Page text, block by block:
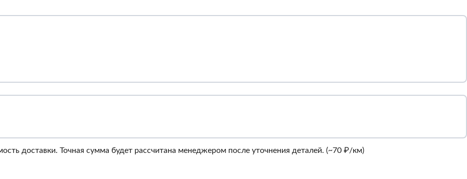
доставки. Точная сумма будет рассчитана менеджером после уточнения деталей. (~70 ₽/км)